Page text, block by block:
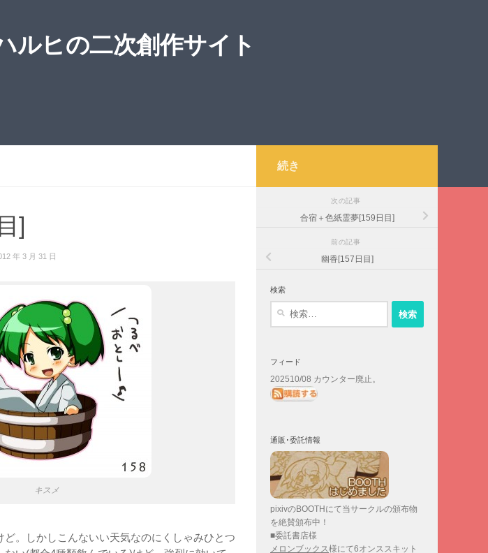
ルヒの二次創作サイト
]
年 3 月 31 日
キスメ
。しかしこんないい天気なのにくしゃみひとつ
続き
次の記事
合宿＋色紙霊夢[159日目]
前の記事
幽香[157日目]
検索
フィード
202510/08 カウンター廃止。
通販･委託情報
pixivのBOOTHにて当サークルの頒布物
を絶賛頒布中！
■委託書店様
メロンブックス様にて6オンススキット